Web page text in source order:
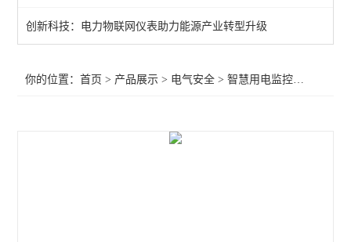
工业绝缘故障定位系统监测
创新科技：电力物联网仪表助力能源产业转型升级
你的位置：首页 > 产品展示 > 电气安全 >智慧用电监控器